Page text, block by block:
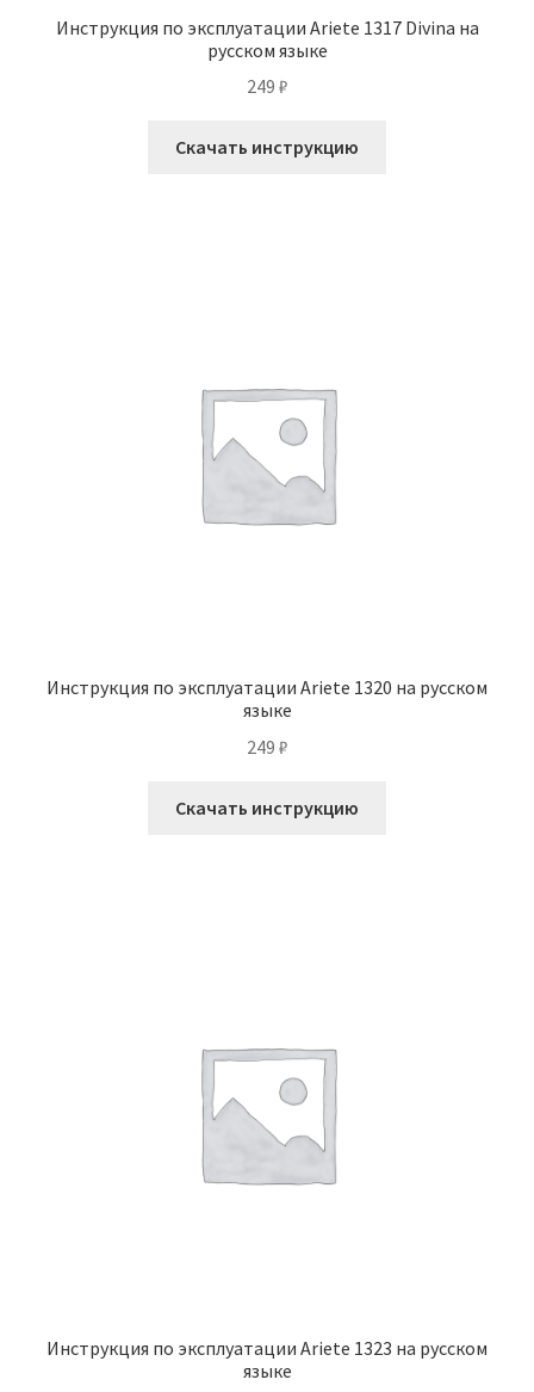
Инструкция по эксплуатации Ariete 1317 Divina на
русском языке
249 ₽
Скачать инструкцию
Инструкция по эксплуатации Ariete 1320 на русском
языке
249 ₽
Скачать инструкцию
Инструкция по эксплуатации Ariete 1323 на русском
языке